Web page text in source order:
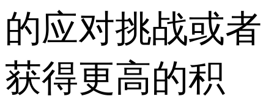
的应对挑战或者
获得更高的积